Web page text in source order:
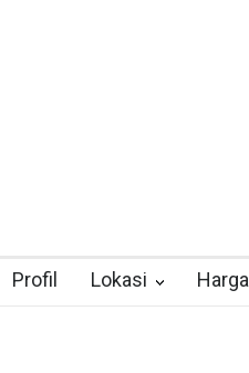
Profil Lokasi Harga